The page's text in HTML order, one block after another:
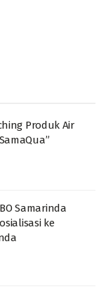
Produk Air
Samarinda
ke